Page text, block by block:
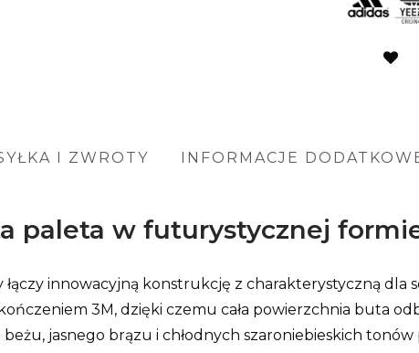
I ZWROTY INFORMACJE
paleta w futurystycznej
innowacyjną konstrukcję z charakterystyczną dla
3M, dzięki czemu cała powierzchnia buta
jasnego brązu i chłodnych szaroniebieskich